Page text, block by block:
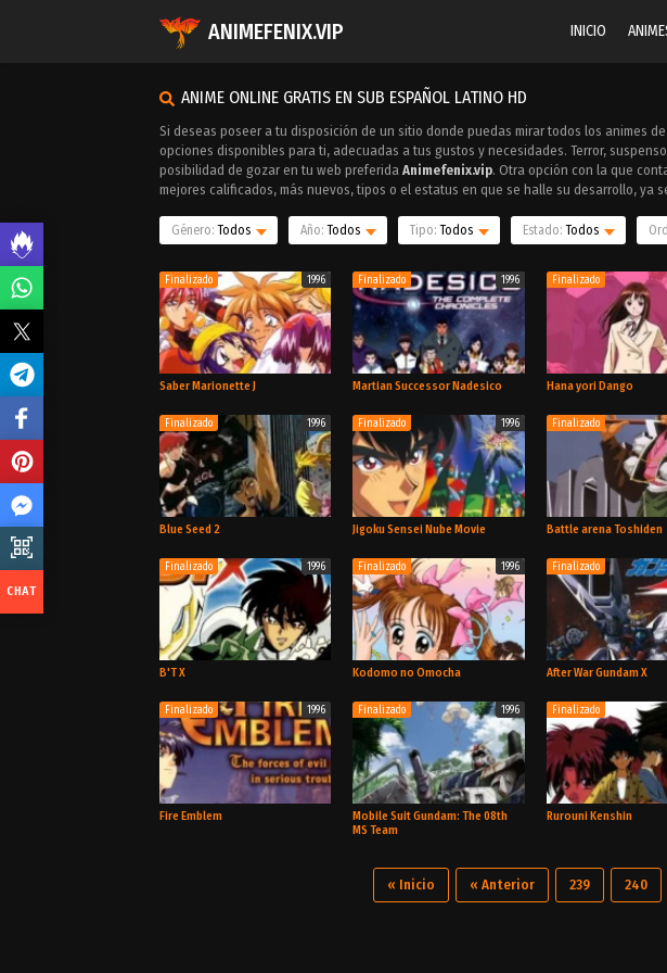
ANIMEFENIX.VIP INICIO
ANIME ONLINE GRATIS EN SUB ESPAÑOL LATINO HD
Si deseas poseer a tu disposición de un sitio donde puedas mirar todos los animes
opciones disponibles para ti, adecuadas a tus gustos y necesidades. Terror,
posibilidad de gozar en tu web preferida Animefenix.vip. Otra opción con la que
mejores calificados, más nuevos, tipos o el estatus en que se halle su desarrollo, ya
Género:Todos Año:Todos Tipo:Todos Estado:Todos
Finalizado 1996
TV
Saber Marionette J
Finalizado 1996
TV
Martian Successor Nadesico
Finalizado
Hana yori Dango
Finalizado 1996
OVA
Blue Seed 2
Finalizado 1996
Película
Jigoku Sensei Nube Movie
Finalizado
Battle arena Toshiden
Finalizado 1996
TV
B'T X
Finalizado 1996
TV
Kodomo no Omocha
Finalizado
After War Gundam X
Finalizado 1996
Fire Emblem
Finalizado 1996
Mobile Suit Gundam: The 08th
MS Team
Finalizado
Rurouni Kenshin
« Inicio « Anterior 239 240